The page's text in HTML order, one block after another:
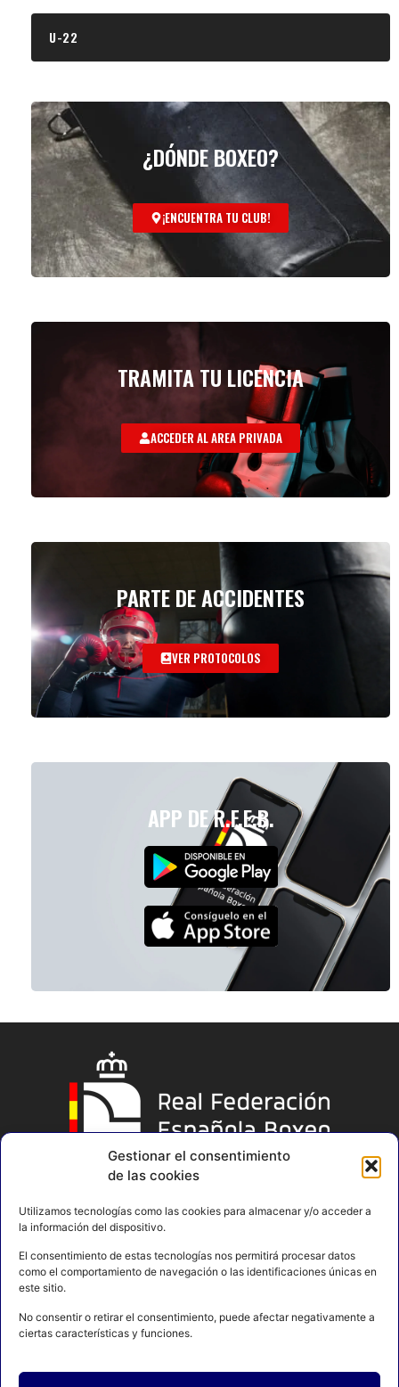
Gestionar el consentimiento
de las cookies
Utilizamos tecnologías como las cookies para almacenar y/o acceder a
la información del dispositivo.
El consentimiento de estas tecnologías nos permitirá procesar datos
como el comportamiento de navegación o las identificaciones únicas en
este sitio.
No consentir o retirar el consentimiento, puede afectar negativamente a
ciertas características y funciones.
U-22
¿DÓNDE BOXEO?
¡ENCUENTRA TU CLUB!
TRAMITA TU LICENCIA
ACCEDER AL AREA PRIVADA
PARTE DE ACCIDENTES
VER PROTOCOLOS
APP DE R.F.E.B.